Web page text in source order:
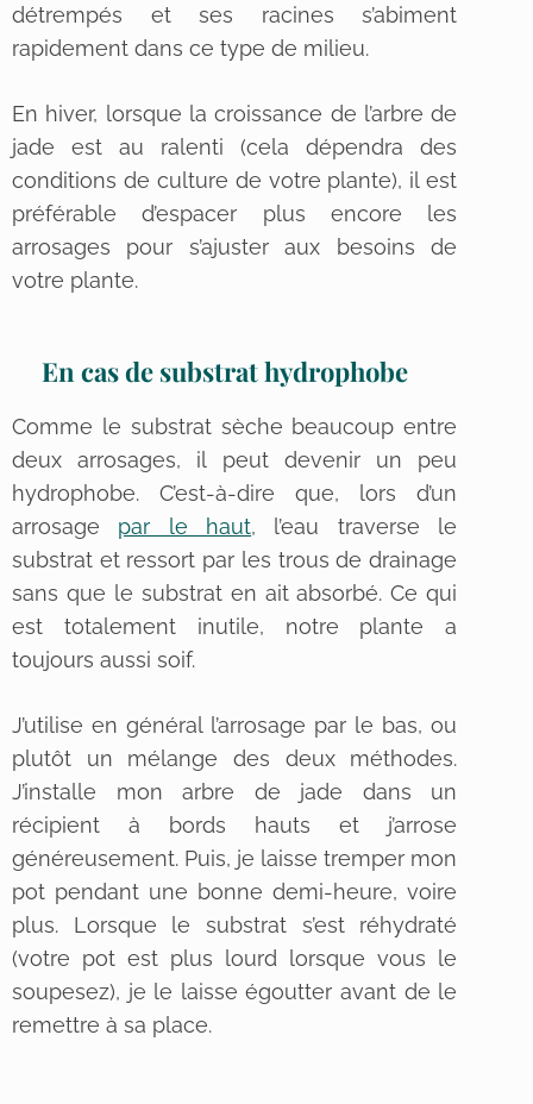
détrempés et ses racines s’abiment
rapidement dans ce type de milieu.
En hiver, lorsque la croissance de l’arbre de
jade est au ralenti (cela dépendra des
conditions de culture de votre plante), il est
préférable d’espacer plus encore les
arrosages pour s’ajuster aux besoins de
votre plante.
En cas de substrat hydrophobe
Comme le substrat sèche beaucoup entre
deux arrosages, il peut devenir un peu
hydrophobe. C’est-à-dire que, lors d’un
arrosage par le haut, l’eau traverse le
substrat et ressort par les trous de drainage
sans que le substrat en ait absorbé. Ce qui
est totalement inutile, notre plante a
toujours aussi soif.
J’utilise en général l’arrosage par le bas, ou
plutôt un mélange des deux méthodes.
J’installe mon arbre de jade dans un
récipient à bords hauts et j’arrose
généreusement. Puis, je laisse tremper mon
pot pendant une bonne demi-heure, voire
plus. Lorsque le substrat s’est réhydraté
(votre pot est plus lourd lorsque vous le
soupesez), je le laisse égoutter avant de le
remettre à sa place.